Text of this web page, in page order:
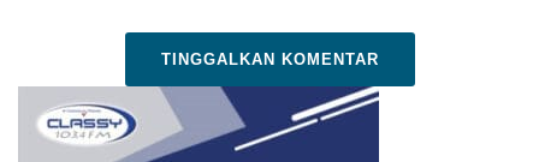
TINGGALKAN KOMENTAR